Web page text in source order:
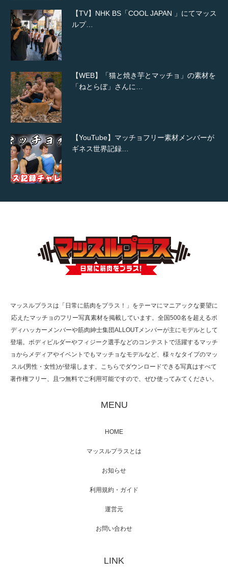
【TV】NHK BS「COOL JAPAN 」にてマッス
ルプ…
【WEB】「猫と焼き芋とマッチョ」の素材を
「ねとらぼ」さんに…
【YouTube】マッチョフリー素材メンバーが
ギネス世界記録…
TOKYO FMラジオ番組「ONE MORNING」
で紹介さ…
た（6/8放送）
映画「メカバース」舞台挨拶へマッスルプラ
【TV】NHK BS「COOL JAPAN 」にてマッス
マッスルプラスは「日常に筋肉をプラス！」をテーマにマニアックな要望に
応えたマッチョのフリー写真素材を掲載しています。全国500名を超えるボ
ディハッカーメンバーや筋肉紳士集団ALLOUTメンバーが主にモデルとして
登場。ボディビルダーやフィジーク選手などのコンテストで活躍するマッチ
ョからメディアやイベントでもマッチョなモデルなど、様々なタイプのマッ
スル(男性・女性)が登場します。こちらでダウンロードできる写真はすべて
著作権フリー、且つ無料でご利用可能ですので、ぜひ使ってみてください。
MENU
HOME
マッスルプラスとは
お知らせ
利用規約・ガイド
運営元
お問い合わせ
LINK